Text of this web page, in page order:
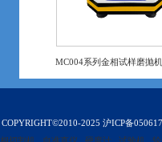
MC004系列金相试样磨抛
COPYRIGHT©2010-2025 沪ICP备